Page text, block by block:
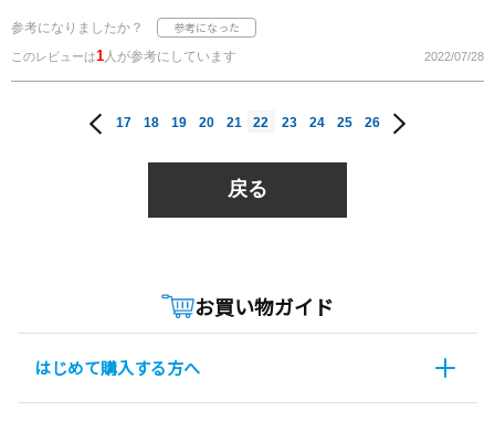
参考になりましたか？
このレビューは1人が参考にしています 2022/07/28
17 18 19 20 21 22 23 24 25 26
戻る
お買い物ガイド
はじめて購入する方へ